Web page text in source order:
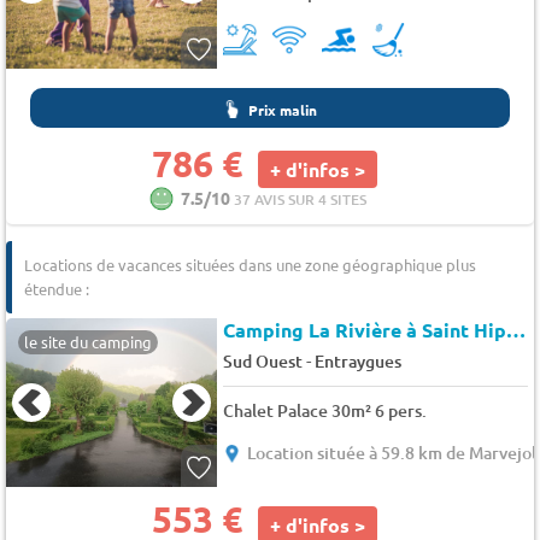
Prix malin
786 € + d'infos >
7.5/10 37 AVIS SUR 4 SITES
Locations de vacances situées dans une zone géographique plus
étendue :
le site du camping Camping La Rivière à Saint Hippolyte
Sud Ouest- Entraygues
Chalet Palace 30m² 6 pers.
Location située à 59.8 km de
553 € + d'infos >